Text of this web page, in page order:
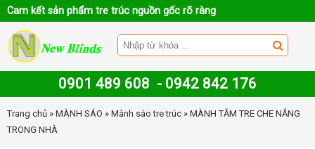
Cam kết sản phẩm tre trúc nguồn gốc rõ ràng
0901 489 608 - 0942 842 176
Trang chủ » MÀNH SÁO » Mành sáo tre trúc » MÀNH TĂM TRE CHE NẮNG
TRONG NHÀ